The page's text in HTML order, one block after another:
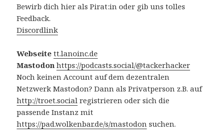
Bewirb dich hier als Pirat:in oder gib uns tolles
Feedback.
Discordlink
Webseite tt.lanoinc.de
Mastodon https://podcasts.social/@tackerhacker
Noch keinen Account auf dem dezentralen
Netzwerk Mastodon? Dann als Privatperson z.B. auf
http://troet.social registrieren oder sich die
passende Instanz mit
https://pad.wolkenbar.de/s/mastodon suchen.